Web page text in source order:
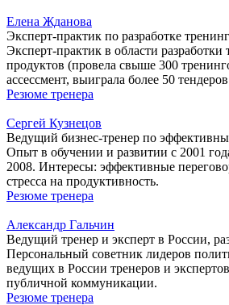
Елена Жданова
Эксперт-практик по разработке
Эксперт-практик в области
продуктов (провела свыше 300
ассессмент, выиграла более 50
Резюме тренера
Сергей Кузнецов
Ведущий бизнес-тренер по
Опыт в обучении и развитии с 2001
2008. Интересы: эффективные
стресса на продуктивность.
Резюме тренера
Александр Гальчин
Ведущий тренер и эксперт в России,
Персональный советник лидеров
ведущих в России тренеров и
публичной коммуникации.
Резюме тренера